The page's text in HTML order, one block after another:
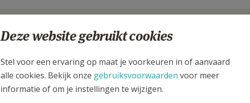
Deze website gebruikt cookies
Stel voor een ervaring op maat je voorkeuren in of aanvaard
alle cookies. Bekijk onze gebruiksvoorwaarden voor meer
informatie of om je instellingen te wijzigen.